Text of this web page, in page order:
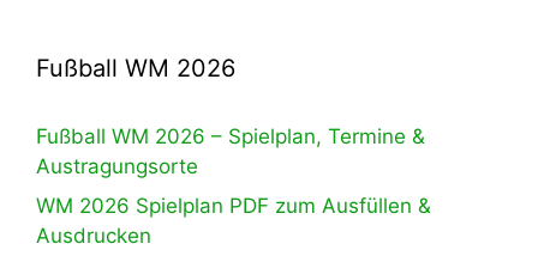
Fußball WM 2026
Fußball WM 2026 – Spielplan, Termine &
Austragungsorte
WM 2026 Spielplan PDF zum Ausfüllen &
Ausdrucken